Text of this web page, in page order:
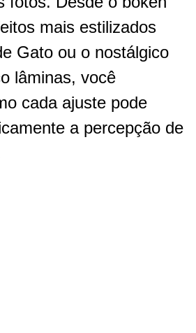
mais estilizados
Gato ou o nostálgico
lâminas, você
cada ajuste pode
a percepção de